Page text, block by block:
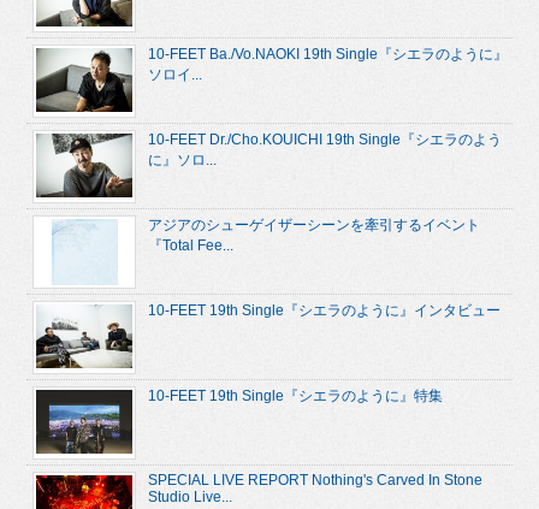
10-FEET Ba./Vo.NAOKI 19th Single『シエラのように』
ソロイ...
10-FEET Dr./Cho.KOUICHI 19th Single『シエラのよう
に』ソロ...
アジアのシューゲイザーシーンを牽引するイベント
『Total Fee...
10-FEET 19th Single『シエラのように』インタビュー
10-FEET 19th Single『シエラのように』特集
SPECIAL LIVE REPORT Nothing's Carved In Stone
Studio Live...